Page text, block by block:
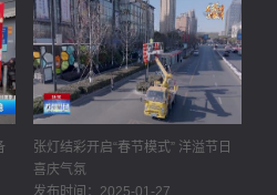
张灯结彩开启“春节模式” 洋溢节日
喜庆气氛
发布时间：2025-01-27